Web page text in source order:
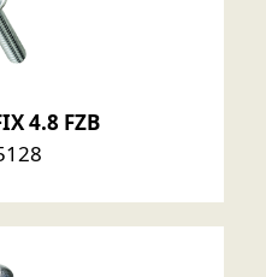
4.8 FZB